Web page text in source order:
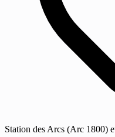
Station des Arcs (Arc 1800)